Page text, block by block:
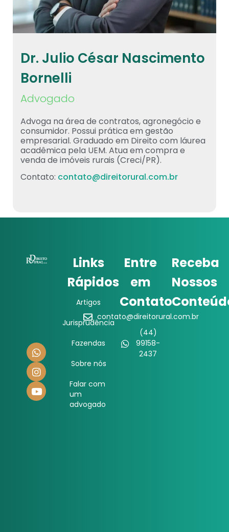
Dr. Julio César Nascimento
Bornelli
Advogado
Advoga na área de contratos, agronegócio e
consumidor. Possui prática em gestão
empresarial. Graduado em Direito com láurea
acadêmica pela UEM. Atua em compra e
venda de imóveis rurais (Creci/PR).
Contato: contato@direitorural.com.br
Links
Rápidos
Artigos
Jurisprudência
Fazendas
Sobre nós
Falar com
um
advogado
Entre
em
Contato
contato@direitorural.com.br
(44)
99158-
2437
Receba
Nossos